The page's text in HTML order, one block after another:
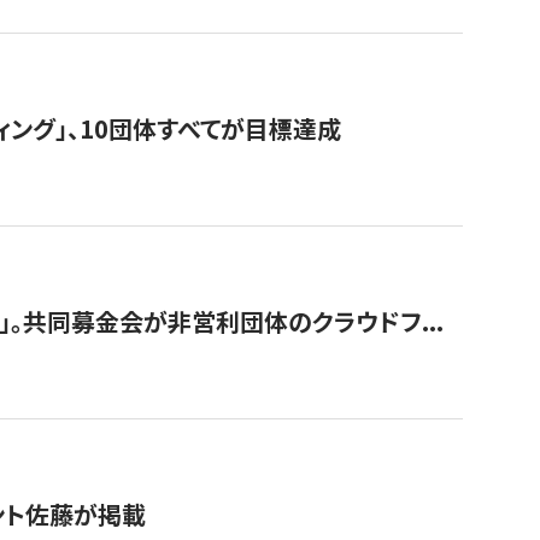
グ」、10団体すべてが目標達成
。共同募金会が非営利団体のクラウドフ...
佐藤が掲載